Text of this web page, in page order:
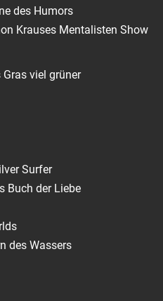
des Humors
Krauses Mentalisten Show
viel grüner
Surfer
Buch der Liebe
des Wassers